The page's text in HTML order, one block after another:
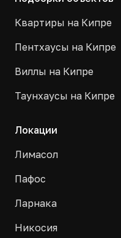
Квартиры на Кипре
Пентхаусы на Кипре
Виллы на Кипре
Таунхаусы на Кипре
Локации
Лимасол
Пафос
Ларнака
Никосия